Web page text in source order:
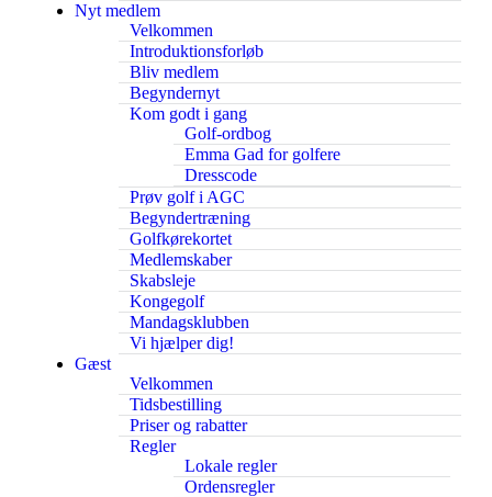
Nyt medlem
Velkommen
Introduktionsforløb
Bliv medlem
Begyndernyt
Kom godt i gang
Golf-ordbog
Emma Gad for golfere
Dresscode
Prøv golf i AGC
Begyndertræning
Golfkørekortet
Medlemskaber
Skabsleje
Kongegolf
Mandagsklubben
Vi hjælper dig!
Gæst
Velkommen
Tidsbestilling
Priser og rabatter
Regler
Lokale regler
Ordensregler